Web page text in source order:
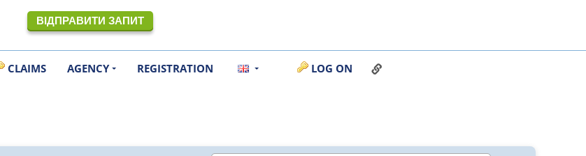
ВІДПРАВИТИ ЗАПИТ
CLAIMS AGENCY REGISTRATION LOG ON